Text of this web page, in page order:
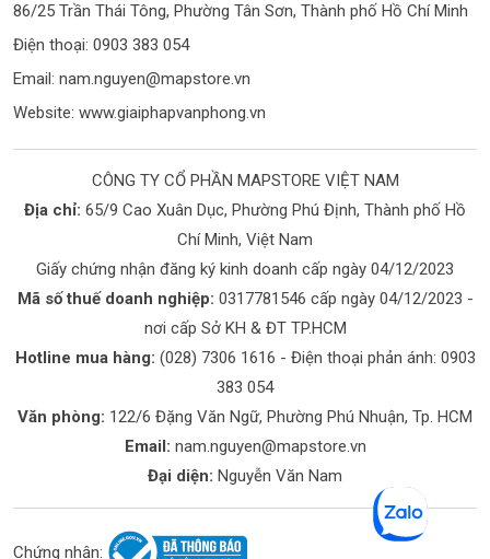
86/25 Trần Thái Tông, Phường Tân Sơn, Thành phố Hồ Chí Minh
Điện thoại: 0903 383 054
Email: nam.nguyen@mapstore.vn
Website: www.giaiphapvanphong.vn
CÔNG TY CỔ PHẦN MAPSTORE VIỆT NAM
Địa chỉ: 65/9 Cao Xuân Dục, Phường Phú Định, Thành phố Hồ
Chí Minh, Việt Nam
Giấy chứng nhận đăng ký kinh doanh cấp ngày 04/12/2023
Mã số thuế doanh nghiệp: 0317781546 cấp ngày 04/12/2023 -
nơi cấp Sở KH & ĐT TP.HCM
Hotline mua hàng: (028) 7306 1616 - Điện thoại phản ánh: 0903
383 054
Văn phòng: 122/6 Đặng Văn Ngữ, Phường Phú Nhuận, Tp. HCM
Email: nam.nguyen@mapstore.vn
Đại diện: Nguyễn Văn Nam
Chứng nhận: